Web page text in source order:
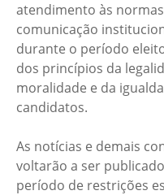
atendimento às
comunicação
durante o período
dos princípios da
moralidade e da
candidatos.
As notícias e demais
voltarão a ser
período de restrições